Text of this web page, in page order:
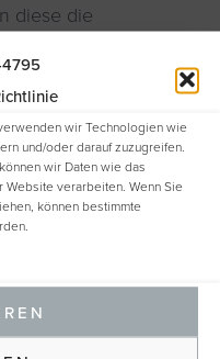
wir Technologien wie
und/oder darauf zuzugreifen.
wir Daten wie das
verarbeiten. Wenn Sie
können bestimmte
diese die
tragen ihren
Bauweise
Produktion zur
und CO2-
Ingenieurswissen
Mitarbeiter sind in
unserer RLT-
Sehen